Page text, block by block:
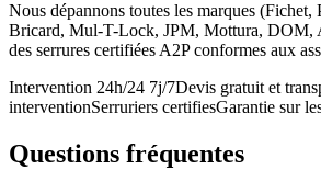
Nous dépannons toutes les marques (Fichet,
Bricard, Mul-T-Lock, JPM, Mottura, DOM,
des serrures certifiées A2P conformes aux
Intervention 24h/24 7j/7Devis gratuit et
interventionSerruriers certifiesGarantie sur
Questions fréquentes